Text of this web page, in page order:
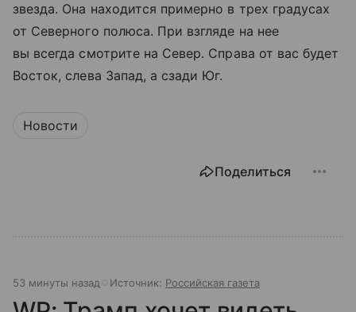
звезда. Она находится примерно в трех градусах
от Северного полюса. При взгляде на нее
вы всегда смотрите на Север. Справа от вас будет
Восток, слева Запад, а сзади Юг.
Новости
Поделиться
53 минуты назад Источник: Российская газета